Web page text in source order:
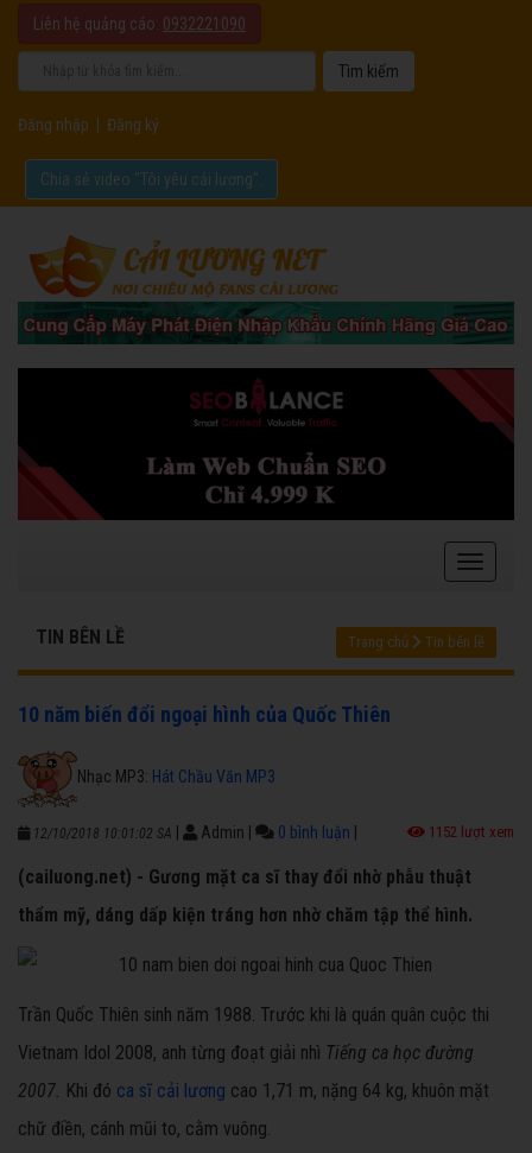
Liên hệ quảng cáo: 0932221090
Đăng nhập Đăng ký
Chia sẻ video "Tôi yêu cải lương".
TIN BÊN LỀ Trang chủ Tin bên lề
10 năm biến đổi ngoại hình của Quốc Thiên
Nhạc MP3: Hát Chầu Văn MP3
12/10/2018 10:01:02 SA Admin 0 bình luận 1152 lượt xem
(cailuong.net) - Gương mặt ca sĩ thay đổi nhờ phẫu thuật
thẩm mỹ, dáng dấp kiện tráng hơn nhờ chăm tập thể hình.
Trần Quốc Thiên sinh năm 1988. Trước khi là quán quân cuộc thi
Vietnam Idol 2008, anh từng đoạt giải nhì Tiếng ca học đường
2007. Khi đó ca sĩ cải lương cao 1,71 m, nặng 64 kg, khuôn mặt
chữ điền, cánh mũi to, cằm vuông.